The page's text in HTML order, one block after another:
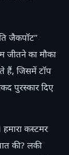
जैकपॉट”
जीतने का मौका
हैं, जिसमें टॉप
पुरस्कार दिए
कस्टमर
की? लकी